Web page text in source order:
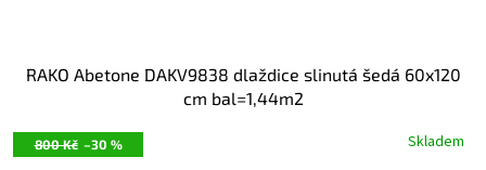
800 Kč –30 %
RAKO Abetone DAKV9838 dlaždice slinutá šedá 60x120
cm bal=1,44m2
Skladem